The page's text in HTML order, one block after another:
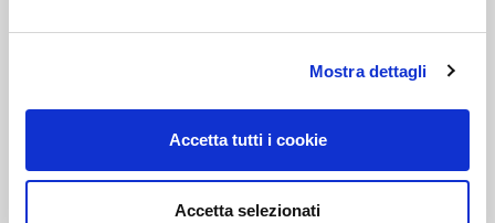
Mostra dettagli
Accetta tutti i cookie
Accetta selezionati